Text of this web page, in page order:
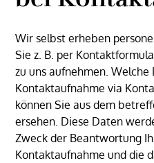
Wir selbst erheben
Sie z. B. per
zu uns aufnehmen.
Kontaktaufnahme via
können Sie aus dem
ersehen. Diese Daten
Zweck der Beantwortung
Kontaktaufnahme und die